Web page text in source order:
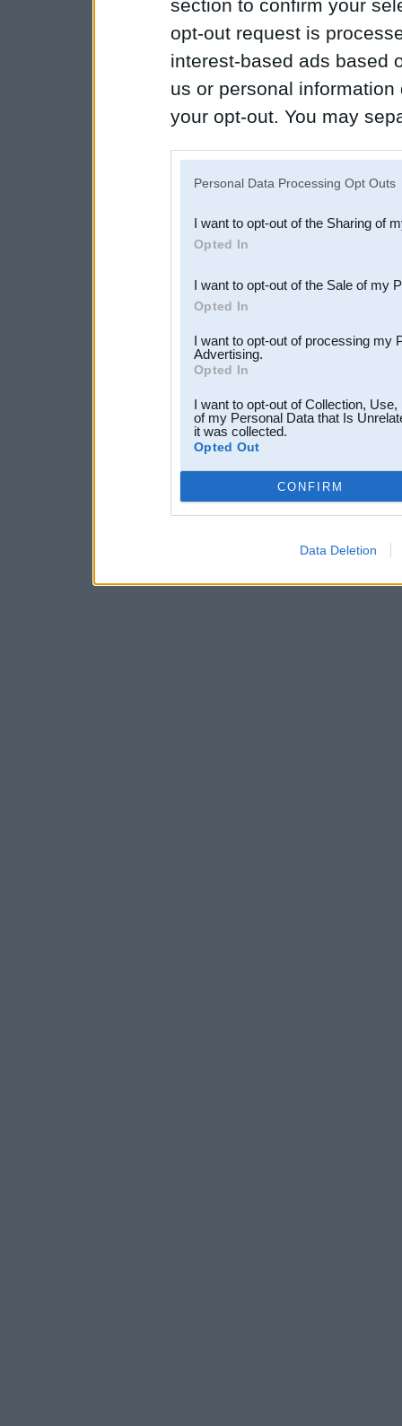
section to confirm your
opt-out request is
interest-based ads based
us or personal
your opt-out. You may
Downstream Participants
third parties.
Personal Data Processing Opt Outs
I want to opt-out of the Sharing of
Opted In
I want to opt-out of the Sale of my
Opted In
I want to opt-out of processing my
Advertising.
Opted In
I want to opt-out of Collection,
of my Personal Data that Is
it was collected.
Opted Out
CONFIRM
Data Deletion